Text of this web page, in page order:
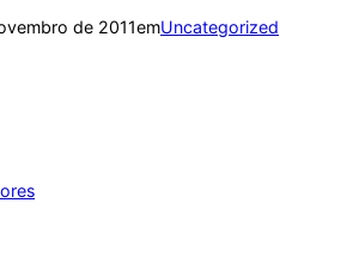
de 2011emUncategorized